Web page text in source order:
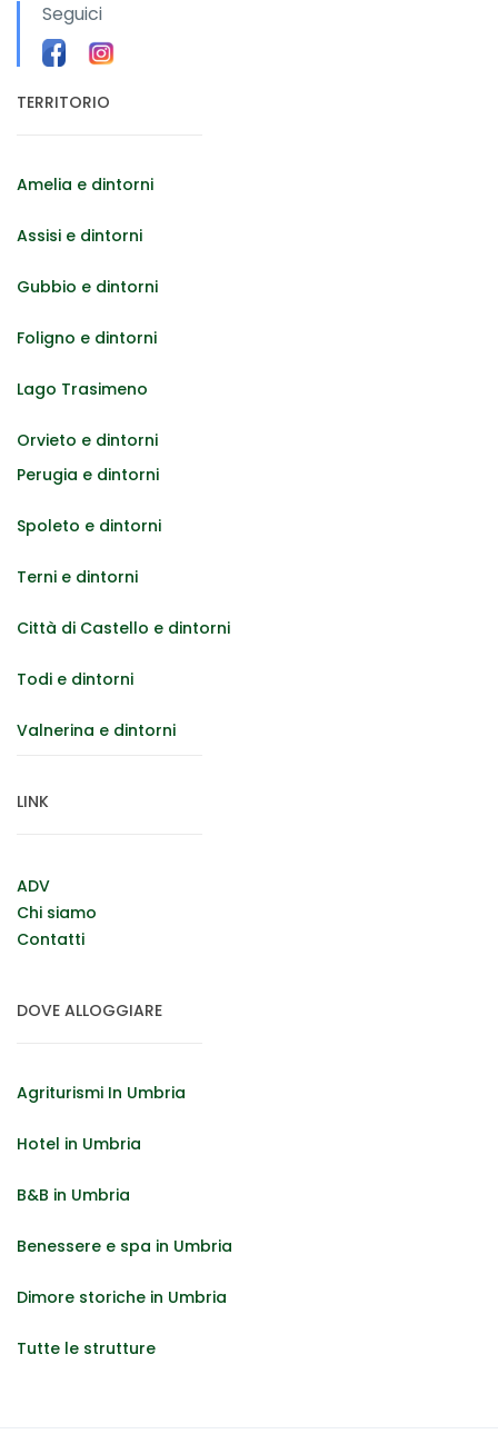
Seguici
TERRITORIO
Amelia e dintorni
Assisi e dintorni
Gubbio e dintorni
Foligno e dintorni
Lago Trasimeno
Orvieto e dintorni
Perugia e dintorni
Spoleto e dintorni
Terni e dintorni
Città di Castello e dintorni
Todi e dintorni
Valnerina e dintorni
LINK
ADV
Chi siamo
Contatti
DOVE ALLOGGIARE
Agriturismi In Umbria
Hotel in Umbria
B&B in Umbria
Benessere e spa in Umbria
Dimore storiche in Umbria
Tutte le strutture